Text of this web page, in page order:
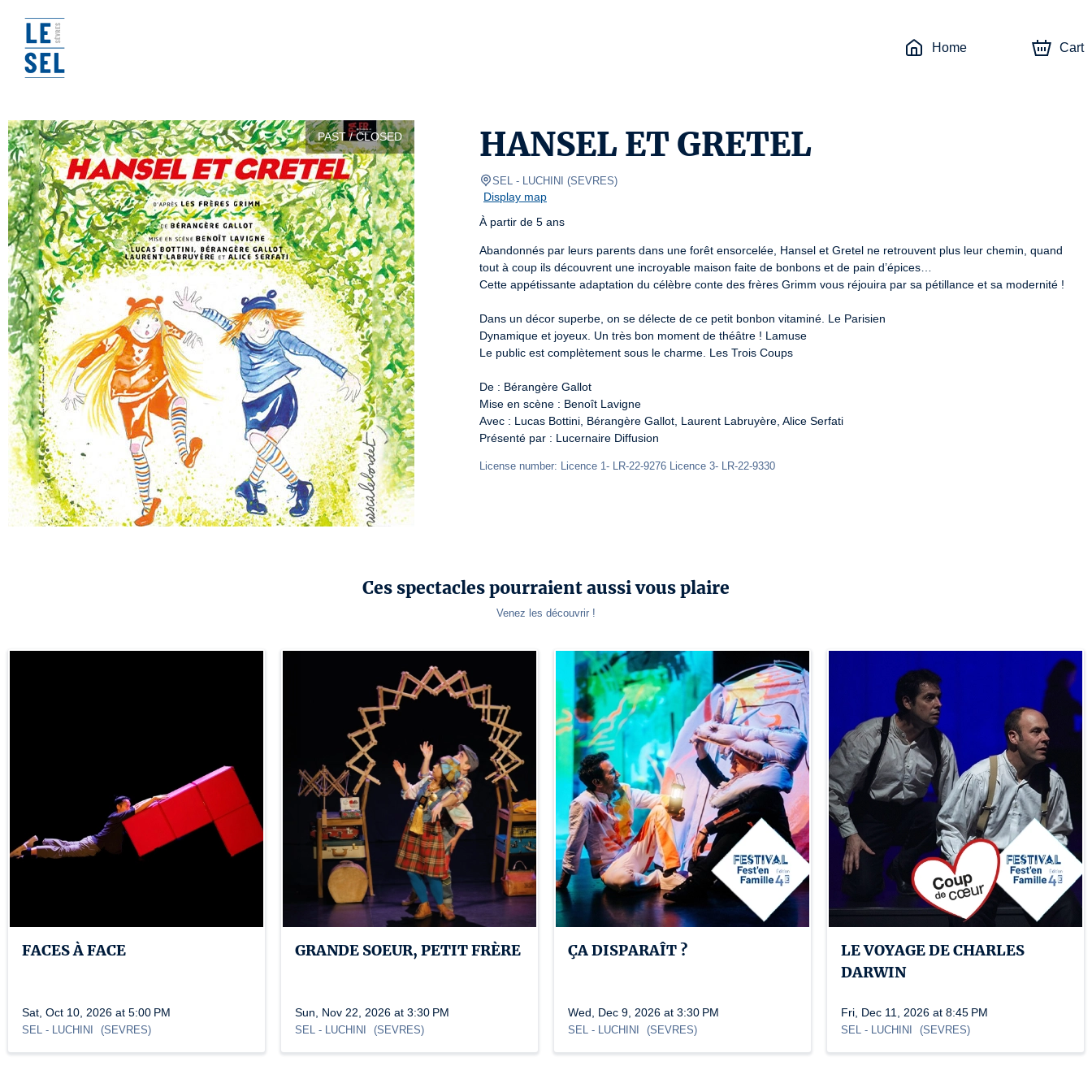
Home Cart
PAST / CLOSED HANSEL ET GRETEL
SEL - LUCHINI (SEVRES)
Display map
À partir de 5 ans
Abandonnés par leurs parents dans une forêt ensorcelée, Hansel et Gretel ne retrouvent plus leur chemin, quand
tout à coup ils découvrent une incroyable maison faite de bonbons et de pain d’épices…
Cette appétissante adaptation du célèbre conte des frères Grimm vous réjouira par sa pétillance et sa modernité !
Dans un décor superbe, on se délecte de ce petit bonbon vitaminé. Le Parisien
Dynamique et joyeux. Un très bon moment de théâtre ! Lamuse
Le public est complètement sous le charme. Les Trois Coups
De : Bérangère Gallot
Mise en scène : Benoît Lavigne
Avec : Lucas Bottini, Bérangère Gallot, Laurent Labruyère, Alice Serfati
Présenté par : Lucernaire Diffusion
License number: Licence 1- LR-22-9276 Licence 3- LR-22-9330
Ces spectacles pourraient aussi vous plaire
Venez les découvrir !
FACES À FACE
Sat, Oct 10, 2026 at 5:00 PM
SEL - LUCHINI (SEVRES)
GRANDE SOEUR, PETIT FRÈRE
Sun, Nov 22, 2026 at 3:30 PM
SEL - LUCHINI (SEVRES)
ÇA DISPARAÎT ?
Wed, Dec 9, 2026 at 3:30 PM
SEL - LUCHINI (SEVRES)
LE VOYAGE DE CHARLES
DARWIN
Fri, Dec 11, 2026 at 8:45 PM
SEL - LUCHINI (SEVRES)